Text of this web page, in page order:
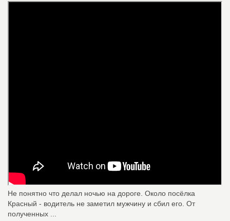
Не понятно что делал ночью на дороге. Около посёлка
Красный - водитель не заметил мужчину и сбил его. От
полученных ...